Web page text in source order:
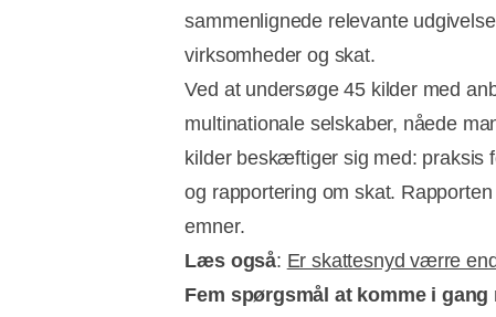
sammenlignede relevante
virksomheder og skat.
Ved at undersøge 45 kilder med
multinationale selskaber, nåede
kilder beskæftiger sig med: praksis
og rapportering om skat.
emner.
Læs også: Er skattesnyd værre
Fem spørgsmål at komme i gang